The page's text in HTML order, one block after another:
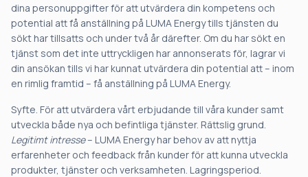
dina personuppgifter för att utvärdera din kompetens och
potential att få anställning på LUMA Energy tills tjänsten du
sökt har tillsatts och under två år därefter. Om du har sökt en
tjänst som det inte uttryckligen har annonserats för, lagrar vi
din ansökan tills vi har kunnat utvärdera din potential att – inom
en rimlig framtid – få anställning på LUMA Energy.
Syfte. För att utvärdera vårt erbjudande till våra kunder samt
utveckla både nya och befintliga tjänster. Rättslig grund.
Legitimt intresse– LUMA Energy har behov av att nyttja
erfarenheter och feedback från kunder för att kunna utveckla
produkter, tjänster och verksamheten. Lagringsperiod.